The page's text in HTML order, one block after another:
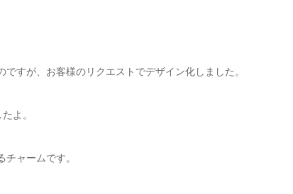
すが、お客様のリクエストでデザイン化しました。
よ。
ャームです。